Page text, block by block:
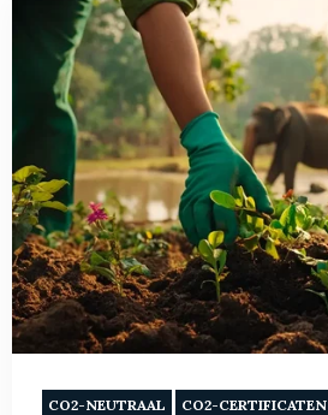
CO2-NEUTRAAL CO2-CERTIFICATEN